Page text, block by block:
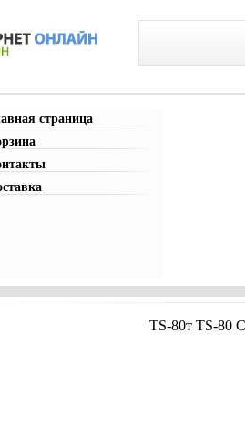
страница
TS-80т TS-80